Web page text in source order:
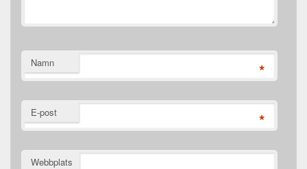
Namn *
E-post *
Webbplats